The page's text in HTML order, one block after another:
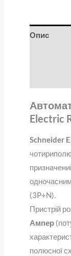
Опис
Electric
Schneider
(3P+N).
Пристрій
Ампер
полюсної